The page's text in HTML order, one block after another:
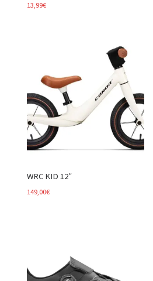
13,99€
WRC KID 12″
149,00€